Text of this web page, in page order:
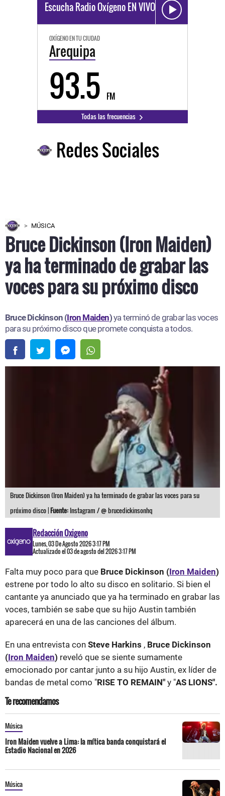
Escucha Radio Oxígeno EN VIVO
OXÍGENO EN TU CIUDAD
Arequipa
93.5 FM
Todas las frecuencias
Redes Sociales
MÚSICA
Bruce Dickinson (Iron Maiden)
ya ha terminado de grabar las
voces para su próximo disco
Bruce Dickinson (Iron Maiden)ya terminó de grabar las voces
para su próximo disco que promete conquista a todos.
Bruce Dickinson (Iron Maiden) ya ha terminado de grabar las voces para su
próximo disco |Fuente: Instagram / @ brucedickinsonhq
Redacción Oxigeno
Lunes, 03 De Agosto 2026 3:17 PM
Actualizado el 03 de agosto del 2026 3:17 PM
Falta muy poco para que Bruce Dickinson (Iron Maiden)
estrene por todo lo alto su disco en solitario. Si bien el
cantante ya anunciado que ya ha terminado en grabar las
voces, también se sabe que su hijo Austin también
aparecerá en una de las canciones del álbum.
En una entrevista con Steve Harkins , Bruce Dickinson
(Iron Maiden) reveló que se siente sumamente
emocionado por cantar junto a su hijo Austin, ex líder de
bandas de metal como "RISE TO REMAIN" y "AS LIONS".
Te recomendamos
Música
Iron Maiden vuelve a Lima: la mítica banda conquistará el
Estadio Nacional en 2026
Música